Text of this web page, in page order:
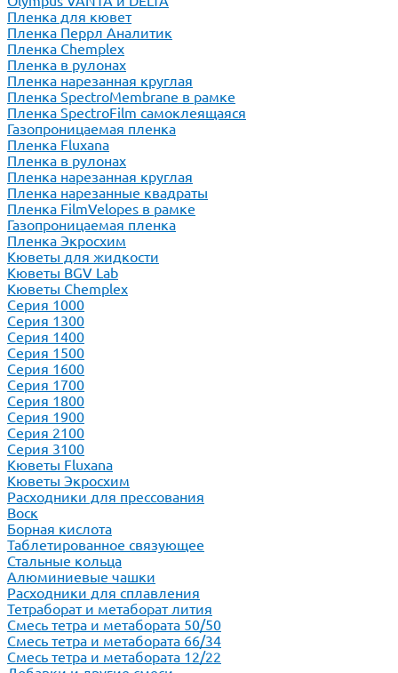
Пленка для кювет
Пленка Перрл Аналитик
Пленка Chemplex
Пленка в рулонах
Пленка нарезанная круглая
Пленка SpectroMembrane в рамке
Пленка SpectroFilm самоклеящаяся
Газопроницаемая пленка
Пленка Fluxana
Пленка в рулонах
Пленка нарезанная круглая
Пленка нарезанные квадраты
Пленка FilmVelopes в рамке
Газопроницаемая пленка
Пленка Экросхим
Кюветы для жидкости
Кюветы BGV Lab
Кюветы Chemplex
Серия 1000
Серия 1300
Серия 1400
Серия 1500
Серия 1600
Серия 1700
Серия 1800
Серия 1900
Серия 2100
Серия 3100
Кюветы Fluxana
Кюветы Экросхим
Расходники для прессования
Воск
Борная кислота
Таблетированное связующее
Стальные кольца
Алюминиевые чашки
Расходники для сплавления
Тетраборат и метаборат лития
Смесь тетра и метабората 50/50
Смесь тетра и метабората 66/34
Смесь тетра и метабората 12/22